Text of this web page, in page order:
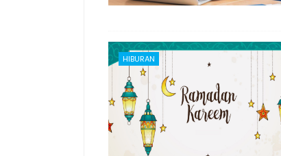
HIBURAN